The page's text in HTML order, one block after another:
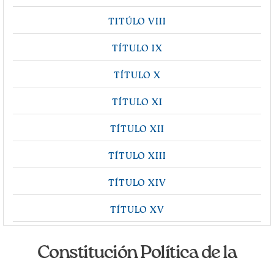
TITÚLO VIII
TÍTULO IX
TÍTULO X
TÍTULO XI
TÍTULO XII
TÍTULO XIII
TÍTULO XIV
TÍTULO XV
Constitución Política de la